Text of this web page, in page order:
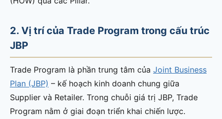
2. Vị trí của Trade Program trong cấu trúc
JBP
Trade Program là phần trung tâm của Joint Business
Plan (JBP) – kế hoạch kinh doanh chung giữa
Supplier và Retailer. Trong chuỗi giá trị JBP, Trade
Program nằm ở giai đoạn triển khai chiến lược.